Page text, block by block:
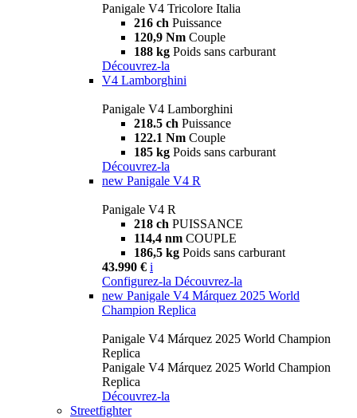
Panigale V4 Tricolore Italia
216 ch Puissance
120,9 Nm Couple
188 kg Poids sans carburant
Découvrez-la
V4 Lamborghini
Panigale V4 Lamborghini
218.5 ch Puissance
122.1 Nm Couple
185 kg Poids sans carburant
Découvrez-la
new Panigale V4 R
Panigale V4 R
218 ch PUISSANCE
114,4 nm COUPLE
186,5 kg Poids sans carburant
43.990 € i
Configurez-la Découvrez-la
new Panigale V4 Márquez 2025 World
Champion Replica
Panigale V4 Márquez 2025 World Champion
Replica
Panigale V4 Márquez 2025 World Champion
Replica
Découvrez-la
Streetfighter